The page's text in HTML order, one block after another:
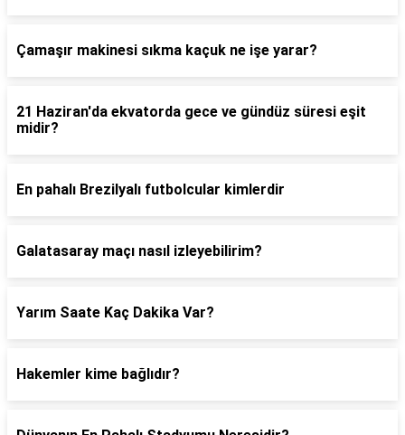
Çamaşır makinesi sıkma kaçuk ne işe yarar?
21 Haziran'da ekvatorda gece ve gündüz süresi eşit
midir?
En pahalı Brezilyalı futbolcular kimlerdir
Galatasaray maçı nasıl izleyebilirim?
Yarım Saate Kaç Dakika Var?
Hakemler kime bağlıdır?